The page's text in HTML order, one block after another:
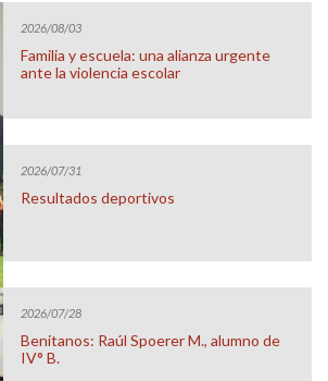
2026/08/03
Familia y escuela: una alianza urgente
ante la violencia escolar
2026/07/31
Resultados deportivos
2026/07/28
Benitanos: Raúl Spoerer M., alumno de
IV° B.